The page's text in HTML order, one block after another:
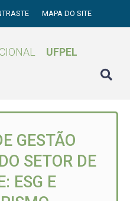
MAPA DO SITE
UFPEL
GESTÃO
SETOR DE
ESG E